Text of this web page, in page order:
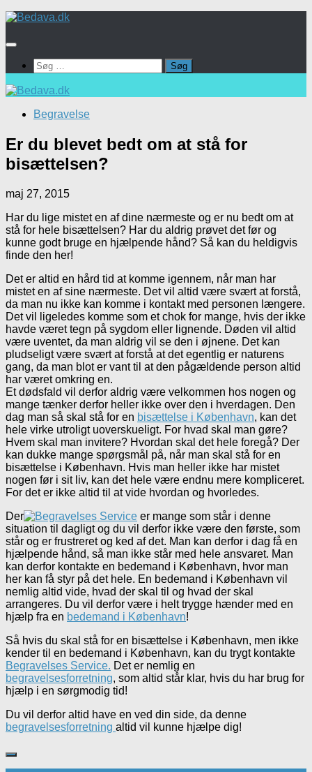
Skip
content
Søg
efter:
Begravelse
Er du blevet bedt om at stå for
bisættelsen?
maj 27, 2015
Har du lige mistet en af dine nærmeste og er nu bedt om at
stå for hele bisættelsen? Har du aldrig prøvet det før og
kunne godt bruge en hjælpende hånd? Så kan du heldigvis
finde den her!
Det er altid en hård tid at komme igennem, når man har
mistet en af sine nærmeste. Det vil altid være svært at forstå,
da man nu ikke kan komme i kontakt med personen længere.
Det vil ligeledes komme som et chok for mange, hvis der ikke
havde været tegn på sygdom eller lignende. Døden vil altid
være uventet, da man aldrig vil se den i øjnene. Det kan
pludseligt være svært at forstå at det egentlig er naturens
gang, da man blot er vant til at den pågældende person altid
har været omkring en.
Et dødsfald vil derfor aldrig være velkommen hos nogen og
mange tænker derfor heller ikke over den i hverdagen. Den
dag man så skal stå for en bisættelse i København, kan det
hele virke utroligt uoverskueligt. For hvad skal man gøre?
Hvem skal man invitere? Hvordan skal det hele foregå? Der
kan dukke mange spørgsmål på, når man skal stå for en
bisættelse i København. Hvis man heller ikke har mistet
nogen før i sit liv, kan det hele være endnu mere kompliceret.
For det er ikke altid til at vide hvordan og hvorledes.
Der
er mange som står i denne
situation til dagligt og du vil derfor ikke være den første, som
står og er frustreret og ked af det. Man kan derfor i dag få en
hjælpende hånd, så man ikke står med hele ansvaret. Man
kan derfor kontakte en bedemand i København, hvor man
her kan få styr på det hele. En bedemand i København vil
nemlig altid vide, hvad der skal til og hvad der skal
arrangeres. Du vil derfor være i helt trygge hænder med en
hjælp fra en bedemand i København!
Så hvis du skal stå for en bisættelse i København, men ikke
kender til en bedemand i København, kan du trygt kontakte
Begravelses Service. Det er nemlig en
begravelsesforretning, som altid står klar, hvis du har brug for
hjælp i en sørgmodig tid!
Du vil derfor altid have en ved din side, da denne
begravelsesforretning altid vil kunne hjælpe dig!